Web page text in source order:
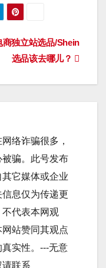
商独立站选品/Shein
选品该去哪儿？
络诈骗很多，
骗。此号发布
它媒体或企业
息仅为传递更
代表本网观
站赞同其观点
实性。---无意
请联系